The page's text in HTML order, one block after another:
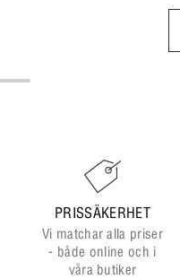
PRISSÄKERHET
Vi matchar alla priser
- både online och i
våra butiker